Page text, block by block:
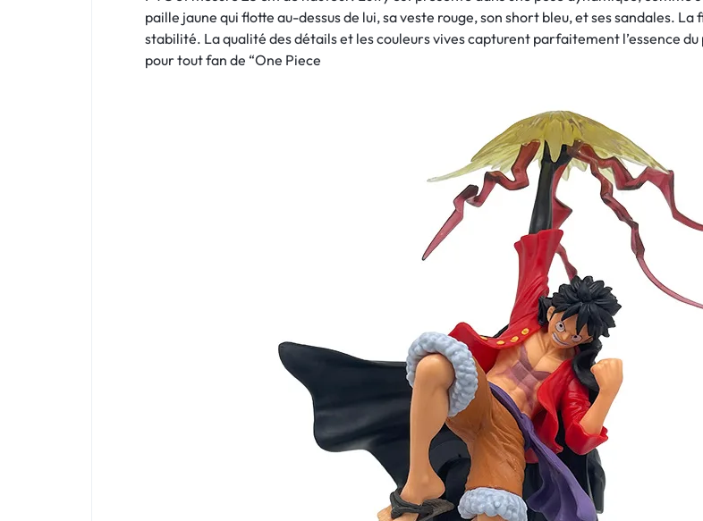
paille jaune qui flotte au-dessus de lui, sa veste rouge, son short bleu, et ses sandales.
stabilité. La qualité des détails et les couleurs vives capturent parfaitement l’essence
pour tout fan de “One Piece